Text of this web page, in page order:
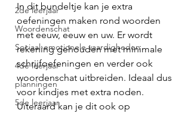
2de leerjaar
Woordenschat
Sociaal-emotionele vaardigheden
4de leerjaar
planningen
5de leerjaar
In dit bundeltje kan je extra
oefeningen maken rond woorden
met eeuw, eeuw en uw. Er wordt
rekening gehouden met minimale
schrijfoefeningen en verder ook
woordenschat uitbreiden. Ideaal dus
voor kindjes met extra noden.
Uiteraard kan je dit ook op